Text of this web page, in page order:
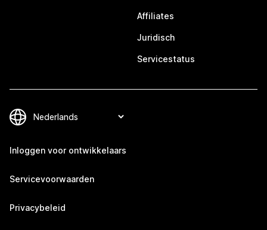
Affiliates
Juridisch
Servicestatus
Inloggen voor ontwikkelaars
Servicevoorwaarden
Privacybeleid